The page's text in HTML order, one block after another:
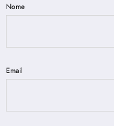
Nome
Email